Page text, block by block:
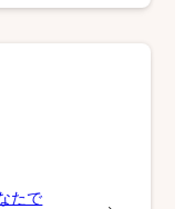
たで